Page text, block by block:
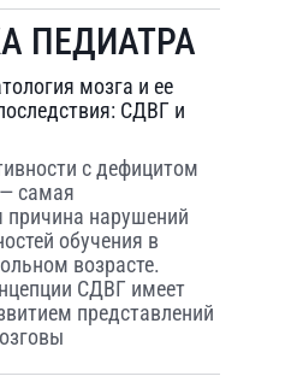
ПЕДИАТРА
мозга и ее
СДВГ и
с дефицитом
самая
причина нарушений
обучения в
возрасте.
СДВГ имеет
представлений